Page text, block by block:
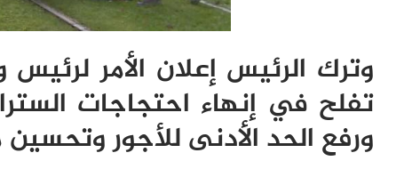
وترك الرئيس إعلان الأمر
تفلح في إنهاء احتجاجات
ورفع الحد الأدنى للأجور وتحسين